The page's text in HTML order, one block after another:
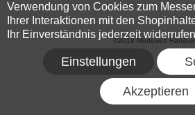
Verwendung von Cookies zum
Ihrer Interaktionen mit den
Ihr Einverständnis jederzeit
Einstellungen
Akzeptieren
©2018 Modewelt